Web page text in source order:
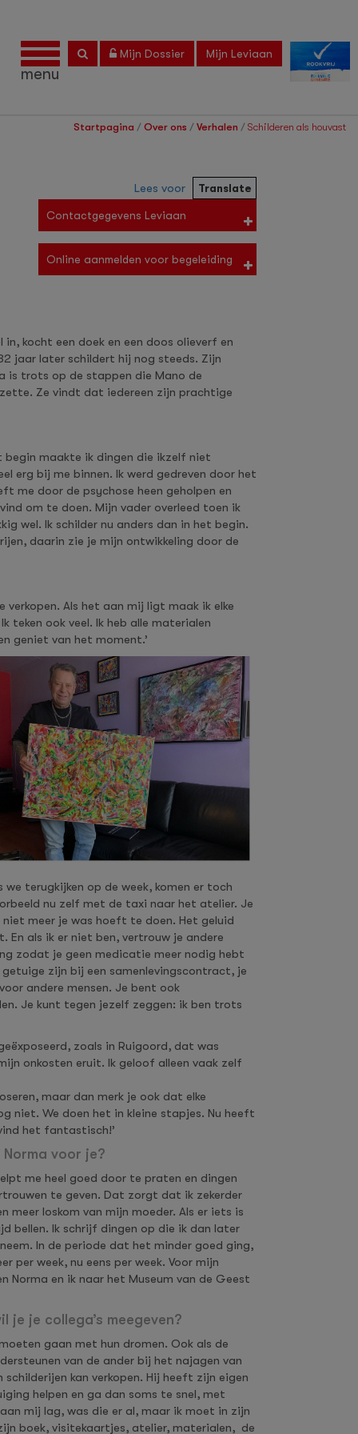
Toggle
navigation
menu
Mijn Dossier Mijn Leviaan
Startpagina / Over ons / Verhalen / Schilderen als houvast
Lees voor Translate
Contactgegevens Leviaan
Online aanmelden voor begeleiding
in, kocht een doek en een doos olieverf en
jaar later schildert hij nog steeds. Zijn
is trots op de stappen die Mano de
Ze vindt dat iedereen zijn prachtige
begin maakte ik dingen die ikzelf niet
erg bij me binnen. Ik werd gedreven door het
me door de psychose heen geholpen en
om te doen. Mijn vader overleed toen ik
wel. Ik schilder nu anders dan in het begin.
daarin zie je mijn ontwikkeling door de
verkopen. Als het aan mij ligt maak ik elke
teken ook veel. Ik heb alle materialen
geniet van het moment.’
terugkijken op de week, komen er toch
nu zelf met de taxi naar het atelier. Je
meer je was hoeft te doen. Het geluid
als ik er niet ben, vertrouw je andere
zodat je geen medicatie meer nodig hebt
zijn bij een samenlevingscontract, je
andere mensen. Je bent ook
Je kunt tegen jezelf zeggen: ik ben trots
zoals in Ruigoord, dat was
onkosten eruit. Ik geloof alleen vaak zelf
maar dan merk je ook dat elke
niet. We doen het in kleine stapjes. Nu heeft
het fantastisch!’
voor je?
me heel goed door te praten en dingen
te geven. Dat zorgt dat ik zekerder
meer loskom van mijn moeder. Als er iets is
bellen. Ik schrijf dingen op die ik dan later
In de periode dat het minder goed ging,
per week, nu eens per week. Voor mijn
Norma en ik naar het Museum van de Geest
je je collega’s meegeven?
gaan met hun dromen. Ook als de
van de ander bij het najagen van
kan verkopen. Hij heeft zijn eigen
helpen en ga dan soms te snel, met
mij lag, was die er al, maar ik moet in zijn
boek, visitekaartjes, atelier, materialen, de